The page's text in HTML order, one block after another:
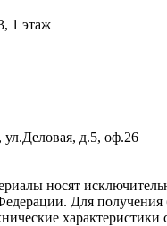
1 этаж
д.5, оф.26
носят
Для